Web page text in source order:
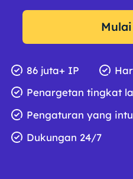
Mulai
86 juta+ IP
Penargetan tingkat
Pengaturan yang
Dukungan 24/7